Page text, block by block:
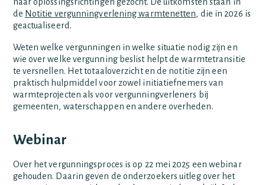
naar oplossingsrichtingen gezocht. De uitkomsten staan in
de Notitie vergunningverlening warmtenetten, die in 2026 is
geactualiseerd.
Weten welke vergunningen in welke situatie nodig zijn en
wie over welke vergunning beslist helpt de warmtetransitie
te versnellen. Het totaaloverzicht en de notitie zijn een
praktisch hulpmiddel voor zowel initiatiefnemers van
warmteprojecten als voor vergunningverleners bij
gemeenten, waterschappen en andere overheden.
Webinar
Over het vergunningsproces is op 22 mei 2025 een webinar
gehouden. Daarin geven de onderzoekers uitleg over het